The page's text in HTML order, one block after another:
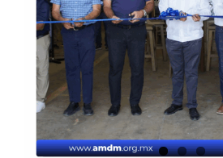
TALLERES
BLOG